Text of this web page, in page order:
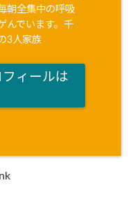
朝全集中の呼吸
んでいます。千
3人家族
ィールは